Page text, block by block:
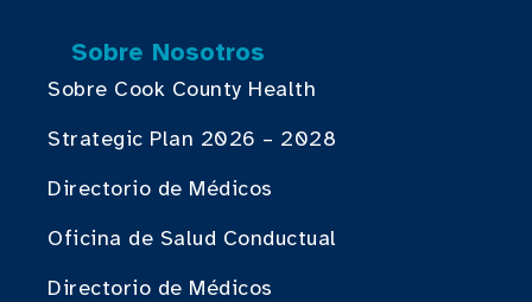
Sobre Nosotros
Sobre Cook County Health
Strategic Plan 2026 – 2028
Directorio de Médicos
Oficina de Salud Conductual
Directorio de Médicos